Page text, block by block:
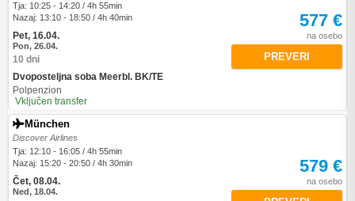
Tja: 10:25 - 14:20 / 4h 55min
Nazaj: 13:10 - 18:50 / 4h 40min
Pet, 16.04.
Pon, 26.04.
10 dni
Dvoposteljna soba Meerbl. BK/TE
Polpenzion
Vključen transfer
577 €
na osebo
PREVERI
München
Discover Airlines
Tja: 12:10 - 16:05 / 4h 55min
Nazaj: 15:20 - 20:50 / 4h 30min
Čet, 08.04.
Ned, 18.04.
579 €
na osebo